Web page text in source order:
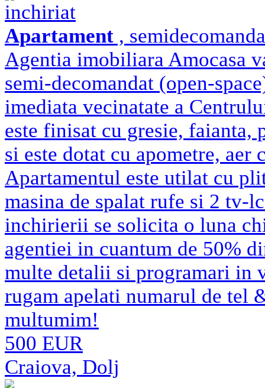
inchiriat
Apartament ,
Agentia imobiliara Amocasa
semi-decomandat (open-
imediata vecinatate a
este finisat cu gresie, faianta,
si este dotat cu apometre,
Apartamentul este utilat cu
masina de spalat rufe si 2 tv-
inchirierii se solicita o luna
agentiei in cuantum de 50%
multe detalii si programari in
rugam apelati numarul de tel
multumim!
500 EUR
Craiova, Dolj